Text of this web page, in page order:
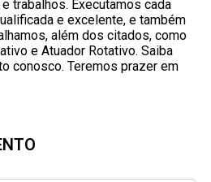
trabalhos. Executamos cada
e excelente, e também
além dos citados, como
e Atuador Rotativo. Saiba
conosco. Teremos prazer em